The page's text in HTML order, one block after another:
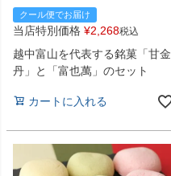
クール便でお届け
当店特別価格 ¥2,268税込
越中富山を代表する銘菓「甘金
丹」と「富也萬」のセット
カートに入れる